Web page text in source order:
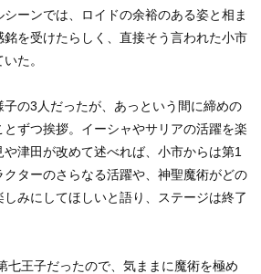
ーンでは、ロイドの余裕のある姿と相ま
銘を受けたらしく、直接そう言われた小市
た。
子の3人だったが、あっという間に締めの
ずつ挨拶。イーシャやサリアの活躍を楽
津田が改めて述べれば、小市からは第1
ターのさらなる活躍や、神聖魔術がどの
みにしてほしいと語り、ステージは終了
七王子だったので、気ままに魔術を極め